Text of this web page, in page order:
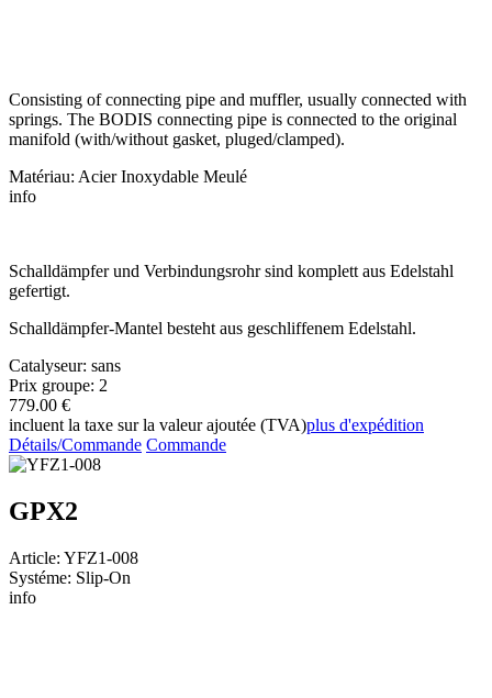
Consisting of connecting pipe and muffler, usually connected with
springs. The BODIS connecting pipe is connected to the original
manifold (with/without gasket, pluged/clamped).
Matériau: Acier Inoxydable Meulé
info
Schalldämpfer und Verbindungsrohr sind komplett aus Edelstahl
gefertigt.
Schalldämpfer-Mantel besteht aus geschliffenem Edelstahl.
Catalyseur: sans
Prix groupe: 2
779.00 €
incluent la taxe sur la valeur ajoutée (TVA)plus d'expédition
Détails/Commande Commande
GPX2
Article: YFZ1-008
Systéme: Slip-On
info